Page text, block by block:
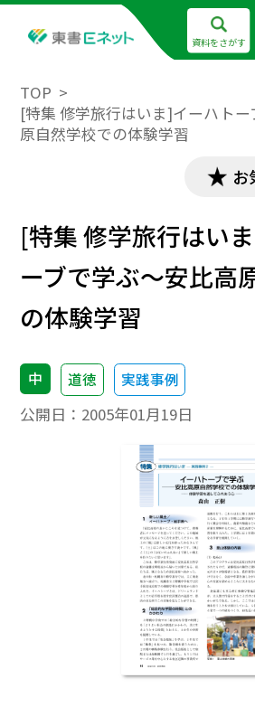
資料をさがす
TOP
[特集 修学旅行はいま]イーハト
原自然学校での体験学習
お
[特集 修学旅行はい
ーブで学ぶ～安比高
の体験学習
中 道徳 実践事例
公開日： 2005年01月19日